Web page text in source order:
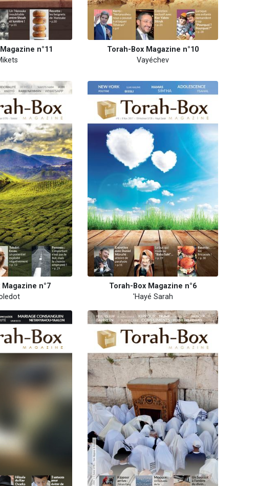
n°11
Torah-Box Magazine n°10
Vayéchev
n°7
Torah-Box Magazine n°6
'Hayé Sarah